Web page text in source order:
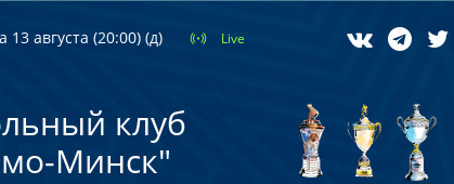
13 августа (20:00) (д) Live
клуб
Минск"